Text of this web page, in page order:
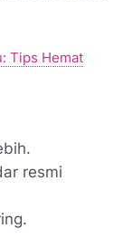
Tips Hemat
resmi